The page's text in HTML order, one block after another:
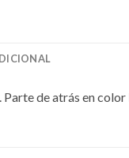
de atrás en